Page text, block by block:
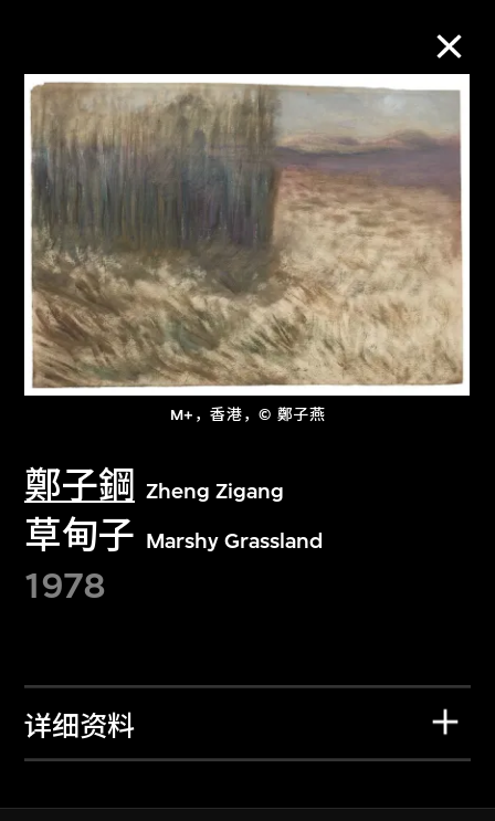
M+，香港，© 鄭子燕
鄭子鋼 Zheng Zigang
草甸子 Marshy Grassland
1978
详细资料
M+藏品
进一步筛选 搜索
关于M+藏品
探索世界顶级的二十及二十一世纪视觉